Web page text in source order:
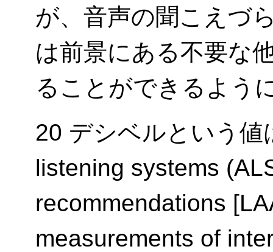
が、音声の聞こえづ
は前景にある不要な
ることができるよう
20 デシベルという
listening systems
recommendations
measurements of